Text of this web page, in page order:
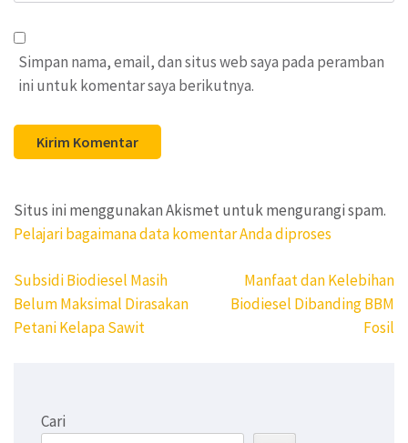
Simpan nama, email, dan situs web saya pada peramban
ini untuk komentar saya berikutnya.
Situs ini menggunakan Akismet untuk mengurangi spam.
Pelajari bagaimana data komentar Anda diproses
Navigasi
pos
Subsidi Biodiesel Masih
Belum Maksimal Dirasakan
Petani Kelapa Sawit
Manfaat dan Kelebihan
Biodiesel Dibanding BBM
Fosil
Cari